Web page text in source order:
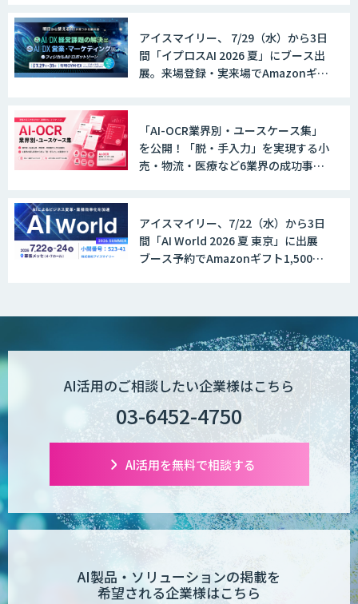
アイスマイリー、 7/29（水）から3日
間「イプロスAI 2026 夏」にブース出
展。来場登録・実来場でAmazonギフ
「AI-OCR業界別・ユースケース集」
を公開！「脱・手入力」を実現する小
売・物流・医療など6業界の成功事例
アイスマイリー、7/22（水）から3日
間「AI World 2026 夏 東京」に出展
ブース予約でAmazonギフト1,500円
AI活用のご相談したい企業様はこちら
03-6452-4750
AI活用を無料で相談する
AI製品・ソリューションの掲載を
希望される企業様はこちら